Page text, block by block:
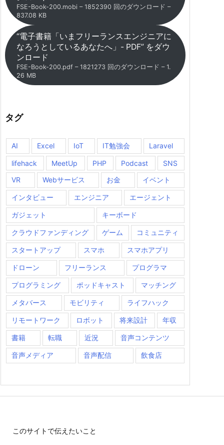
FSE-Book-200.mobi – 1852390 回のダウンロード –
837.08 KB
“電子書籍「いまフリーランスエンジニアに
なろうとしているあなたへ」- PDF” をダウ
ンロード
FSE-Book-200.pdf – 1821273 回のダウンロード – 1.
26 MB
タグ
AI Excel IoT IT勉強会 Laravel
lifehack MeetUp PHP Podcast
SNS
VR
Webサービス お金 イベント
インタビュー エンジニア エージェント
ガジェット キーボード
クラウドファンディング ゲーム コミュニティ
スタートアップ スマホ スマホアプリ
ドローン フリーランス プログラマ
プログラミング ポッドキャスト マッチング
メタバース モビリティ ライフハック
リモートワーク ロボット 将来設計 年収
書籍 転職 近況 音声コンテンツ
音声メディア 音声配信 飲食店
このサイトで伝えたいこと